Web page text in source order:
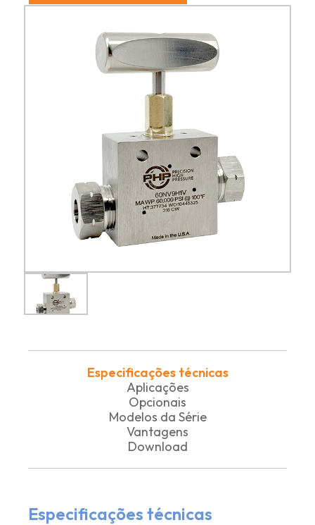
Especificações técnicas
Aplicações
Opcionais
Modelos da Série
Vantagens
Download
Especificações técnicas